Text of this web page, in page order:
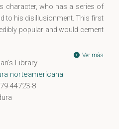
character, who has a series of
to his disillusionment. This first
popular and would cement
Ver más
Library
norteamericana
44723-8